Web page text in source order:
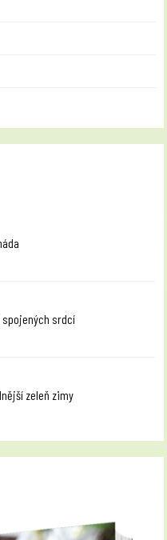
spojených srdcí
zeleň zimy